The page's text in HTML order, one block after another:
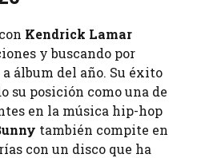
Kendrick Lamar
y buscando por
álbum del año. Su éxito
su posición como una de
en la música hip-hop
también compite en
con un disco que ha